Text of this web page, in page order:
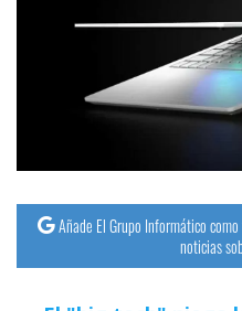
Añade El Grupo Informático
noticias